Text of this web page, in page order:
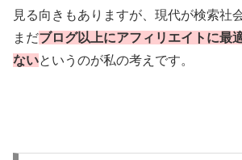
見る向きもありますが、現代が検索社
まだブログ以上にアフィリエイトに最
ないというのが私の考えです。